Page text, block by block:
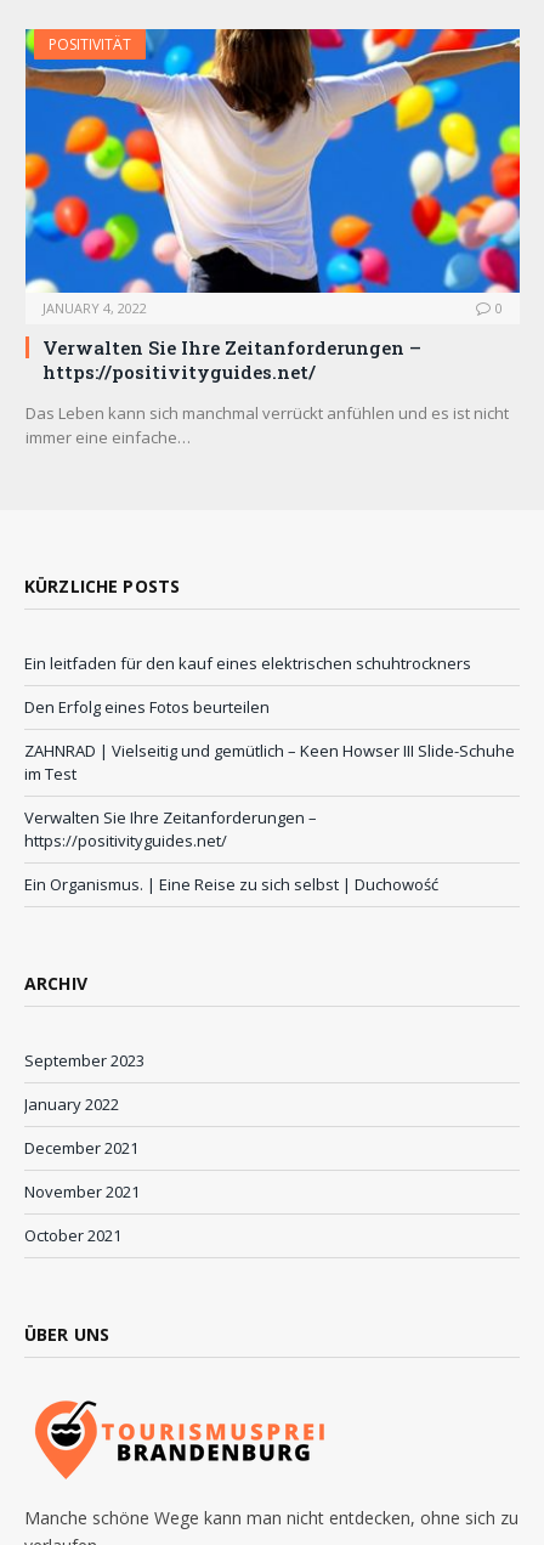
POSITIVITÄT
JANUARY 4, 2022 0
Verwalten Sie Ihre Zeitanforderungen –
https://positivityguides.net/
Das Leben kann sich manchmal verrückt anfühlen und es ist nicht
immer eine einfache…
KÜRZLICHE POSTS
Ein leitfaden für den kauf eines elektrischen schuhtrockners
Den Erfolg eines Fotos beurteilen
ZAHNRAD ​​| Vielseitig und gemütlich – Keen Howser III Slide-Schuhe
im Test
Verwalten Sie Ihre Zeitanforderungen –
https://positivityguides.net/
Ein Organismus. | Eine Reise zu sich selbst | Duchowość
ARCHIV
September 2023
January 2022
December 2021
November 2021
October 2021
ÜBER UNS
Manche schöne Wege kann man nicht entdecken, ohne sich zu